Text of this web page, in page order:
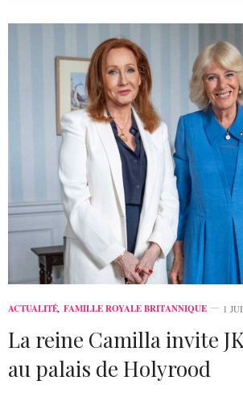
ACTUALITÉ, FAMILLE ROYALE BRITANNIQUE 1
La reine Camilla invite
au palais de Holyrood